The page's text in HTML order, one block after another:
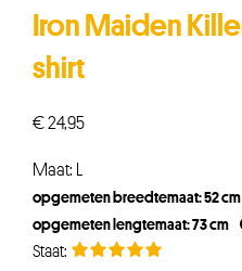
Iron Maiden
shirt
€24,95
Maat: L
opgemeten breedtemaat: 52 cm
opgemeten lengtemaat: 73 cm